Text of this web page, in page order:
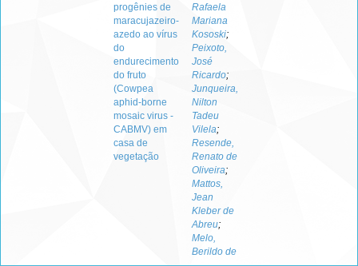
progênies de
maracujazeiro-
azedo ao vírus
do
endurecimento
do fruto
(Cowpea
aphid-borne
mosaic virus -
CABMV) em
casa de
vegetação
Rafaela
Mariana
Kososki;
Peixoto,
José
Ricardo;
Junqueira,
Nilton
Tadeu
Vilela;
Resende,
Renato de
Oliveira;
Mattos,
Jean
Kleber de
Abreu;
Melo,
Berildo de